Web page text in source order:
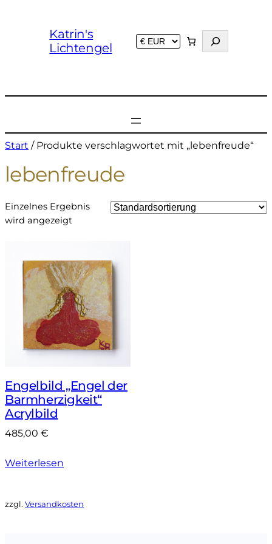
Katrin's
Lichtengel
u
Start / Produkte verschlagwortet mit „lebenfreude“
lebenfreude
Einzelnes Ergebnis
wird angezeigt
Engelbild „Engel der
Barmherzigkeit“
Acrylbild
485,00 €
Weiterlesen
zzgl. Versandkosten